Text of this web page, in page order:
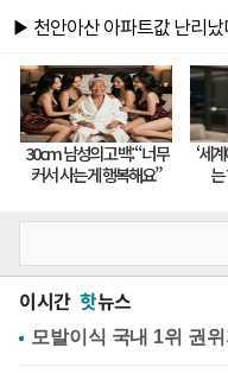
이시간 핫뉴스